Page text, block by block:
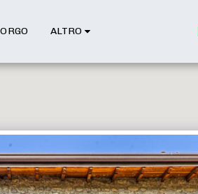
ALTRO